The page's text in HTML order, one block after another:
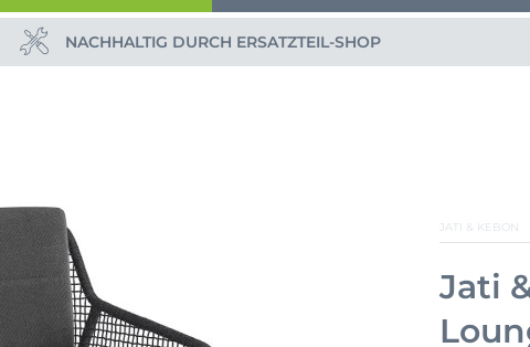
NACHHALTIG DURCH ERSATZTEIL-SHOP
JATI & KEBON
Jati